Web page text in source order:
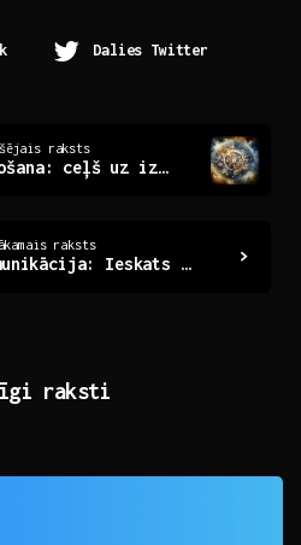
Dalies Twitter
raksts
Klientu apkalpošana: ceļš uz izcilību un apmierinātību
raksts
Prese un komunikācija: Ieskats preses relīzēs
raksti